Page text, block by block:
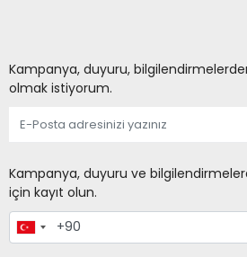
Kampanya, duyuru,
olmak istiyorum.
Kampanya, duyuru ve
için kayıt olun.